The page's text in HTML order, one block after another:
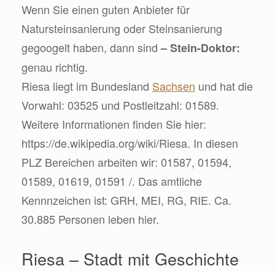
Wenn Sie einen guten Anbieter für
Natursteinsanierung oder Steinsanierung
gegoogelt haben, dann sind– Stein-Doktor:
genau richtig.
Riesa liegt im Bundesland Sachsen und hat die
Vorwahl: 03525 und Postleitzahl: 01589.
Weitere Informationen finden Sie hier:
https://de.wikipedia.org/wiki/Riesa. In diesen
PLZ Bereichen arbeiten wir: 01587, 01594,
01589, 01619, 01591 /. Das amtliche
Kennnzeichen ist: GRH, MEI, RG, RIE. Ca.
30.885 Personen leben hier.
Riesa – Stadt mit Geschichte